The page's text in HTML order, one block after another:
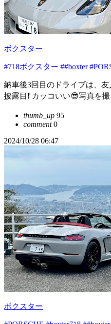
ボクスター
#718ボクスター ##boxter
納車後3回目のドライブは、
披露目❗️ カッコいい😎写真を
thumb_up 95
comment0
2024/10/28 06:47
ボクスター